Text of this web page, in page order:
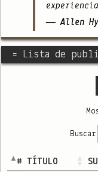
— Allen
= Lista de
Buscar
# TÍTULO